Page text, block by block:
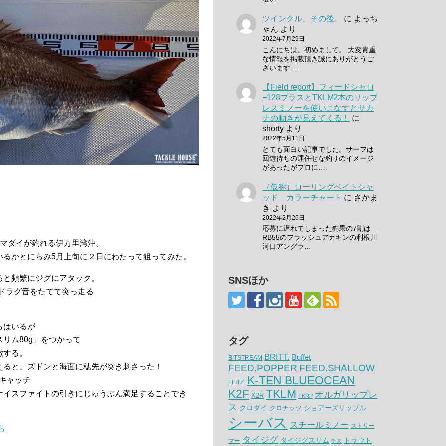
ダイが釣れる伊万里湾沖。
かとにらみ5月上旬に２日にわたって狙ってみた。
頻繁にジグにアタック。
ラグ音をたてて突っ走る
はいるが
ム80g」をつかって
る。
と、ズドンと海面に穂先が突き刺さった！
ャッチ
スファイトの引きにじゅうぶん満足することでき
ツインクル、その後。 に よっち
ゃん より
2022年7月29日
こんにちは。初めまして。 大変貴重
な情報を掲載頂き誠にありがとうご
ざいます…
【Field report】フィードシャロ
−128プラスとTKLM2本のリップ
レスミノーを使いこなすとサカ
ナの動きが見えてくる！
に
shorty より
2022年5月11日
とても面白い記事でした。サーフは
回遊待ちの運任せな釣りのイメージ
があったがプロに…
（仮称）ローリングベイトシャ
ッド カラーチャート に さかま
き より
2022年2月26日
応募に遅れてしまった釣果の7割は
RB55のフラッシュアカキンの利根川
河口アングラ…
SNSほか
タグ
BITSTREAM BRITT. Buffet
FEED.POPPER FEED.SHALLOW
FLITZ. K-TEN BLUEOCEAN
K2F K2R TKLM TKRP オルガリップレ
ス クロダイ クロナッツ ショアーズリップル
シーバス スチールミノー ストリー
マー タイジグ タイジグスリム チヌ トラウト